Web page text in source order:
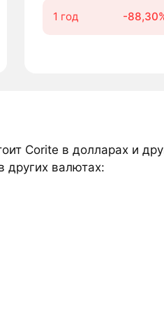
1 год -
Corite в долларах и
других валютах: